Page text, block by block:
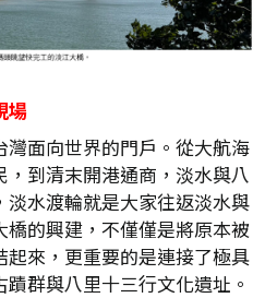
場
灣面向世界的門戶。從大航海
到清末開港通商，淡水與八
淡水渡輪就是大家往返淡水與
的興建，不僅僅是將原本被
來，更重要的是連接了極具
群與八里十三行文化遺址。